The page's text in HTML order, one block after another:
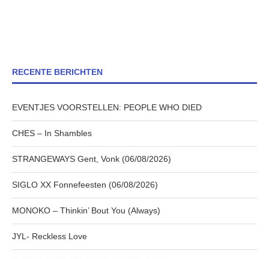
RECENTE BERICHTEN
EVENTJES VOORSTELLEN: PEOPLE WHO DIED
CHES – In Shambles
STRANGEWAYS Gent, Vonk (06/08/2026)
SIGLO XX Fonnefeesten (06/08/2026)
MONOKO – Thinkin’ Bout You (Always)
JYL- Reckless Love